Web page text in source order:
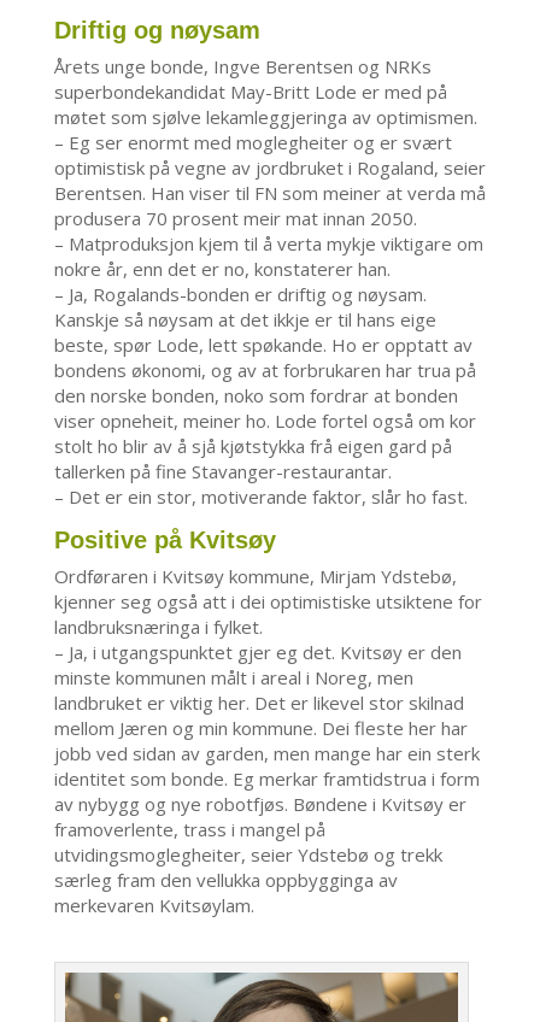
Driftig og nøysam
Årets unge bonde, Ingve Berentsen og NRKs
superbondekandidat May-Britt Lode er med på
møtet som sjølve lekamleggjeringa av optimismen.
– Eg ser enormt med moglegheiter og er svært
optimistisk på vegne av jordbruket i Rogaland, seier
Berentsen. Han viser til FN som meiner at verda må
produsera 70 prosent meir mat innan 2050.
– Matproduksjon kjem til å verta mykje viktigare om
nokre år, enn det er no, konstaterer han.
– Ja, Rogalands-bonden er driftig og nøysam.
Kanskje så nøysam at det ikkje er til hans eige
beste, spør Lode, lett spøkande. Ho er opptatt av
bondens økonomi, og av at forbrukaren har trua på
den norske bonden, noko som fordrar at bonden
viser opneheit, meiner ho. Lode fortel også om kor
stolt ho blir av å sjå kjøtstykka frå eigen gard på
tallerken på fine Stavanger-restaurantar.
– Det er ein stor, motiverande faktor, slår ho fast.
Positive på Kvitsøy
Ordføraren i Kvitsøy kommune, Mirjam Ydstebø,
kjenner seg også att i dei optimistiske utsiktene for
landbruksnæringa i fylket.
– Ja, i utgangspunktet gjer eg det. Kvitsøy er den
minste kommunen målt i areal i Noreg, men
landbruket er viktig her. Det er likevel stor skilnad
mellom Jæren og min kommune. Dei fleste her har
jobb ved sidan av garden, men mange har ein sterk
identitet som bonde. Eg merkar framtidstrua i form
av nybygg og nye robotfjøs. Bøndene i Kvitsøy er
framoverlente, trass i mangel på
utvidingsmoglegheiter, seier Ydstebø og trekk
særleg fram den vellukka oppbygginga av
merkevaren Kvitsøylam.